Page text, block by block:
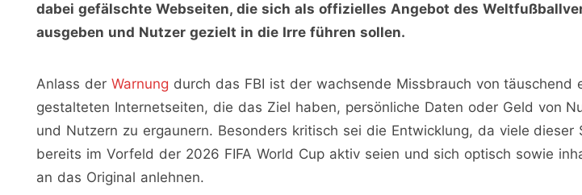
dabei gefälschte Webseiten, die sich als offizielles Angebot des
ausgeben und Nutzer gezielt in die Irre führen sollen.
Anlass der Warnung durch das FBI ist der wachsende Missbrauch von täuschend
gestalteten Internetseiten, die das Ziel haben, persönliche Daten oder Geld von
und Nutzern zu ergaunern. Besonders kritisch sei die Entwicklung, da viele dieser
bereits im Vorfeld der 2026 FIFA World Cup aktiv seien und sich optisch sowie
an das Original anlehnen.